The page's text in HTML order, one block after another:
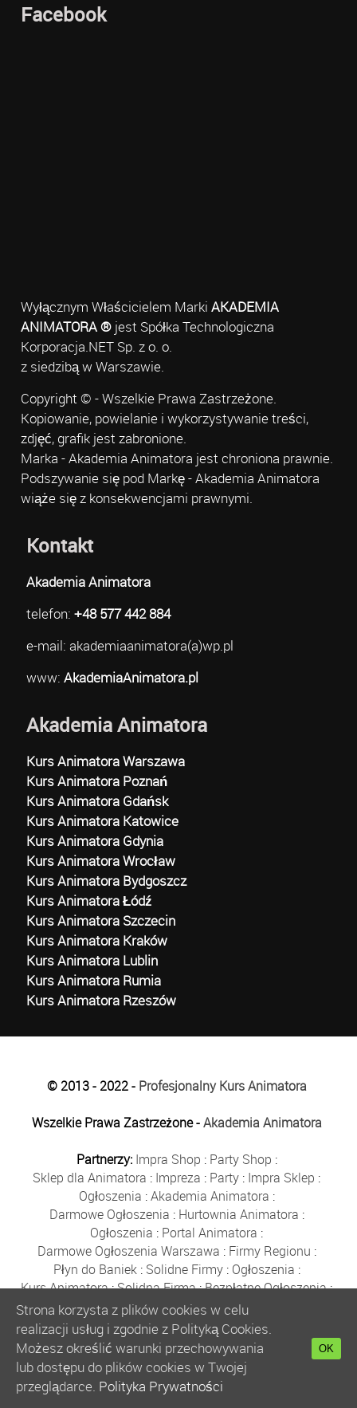
Facebook
Wyłącznym Właścicielem Marki AKADEMIA
ANIMATORA ®jest Spółka Technologiczna
Korporacja.NET Sp. z o. o.
z siedzibą w Warszawie.
Copyright © - Wszelkie Prawa Zastrzeżone.
Kopiowanie, powielanie i wykorzystywanie treści,
zdjęć, grafik jest zabronione.
Marka - Akademia Animatora jest chroniona prawnie.
Podszywanie się pod Markę - Akademia Animatora
wiąże się z konsekwencjami prawnymi.
Kontakt
Akademia Animatora
telefon: +48 577 442 884
e-mail: akademiaanimatora(a)wp.pl
www: AkademiaAnimatora.pl
Akademia Animatora
Kurs Animatora Warszawa
Kurs Animatora Poznań
Kurs Animatora Gdańsk
Kurs Animatora Katowice
Kurs Animatora Gdynia
Kurs Animatora Wrocław
Kurs Animatora Bydgoszcz
Kurs Animatora Łódź
Kurs Animatora Szczecin
Kurs Animatora Kraków
Kurs Animatora Lublin
Kurs Animatora Rumia
Kurs Animatora Rzeszów
© 2013 - 2022 - Profesjonalny Kurs Animatora
Wszelkie Prawa Zastrzeżone -Akademia Animatora
Partnerzy: Impra Shop : Party Shop :
Sklep dla Animatora : Impreza : Party : Impra Sklep :
Ogłoszenia :Akademia Animatora :
Darmowe Ogłoszenia : Hurtownia Animatora :
Ogłoszenia : Portal Animatora :
Darmowe Ogłoszenia Warszawa : Firmy Regionu :
Płyn do Baniek: Solidne Firmy: Ogłoszenia :
Kurs Animatora:Solidna Firma:Bezpłatne Ogłoszenia:
Animator Czasu Wolnego:
Bezpłatne Ogłoszenia Warszawa:sklep animatora
Bańki Mydlane:Bezpłatne Ogłoszenia
Szkolenie Animatorów:Kurs Animatora
:
Kurs Animatora Warszawa :Rumia
Kurs Animatora Poznań:
Strona korzysta z plików cookies w celu
realizacji usług i zgodnie z Polityką Cookies.
Możesz określić warunki przechowywania
lub dostępu do plików cookies w Twojej
przeglądarce. Polityka Prywatności
OK